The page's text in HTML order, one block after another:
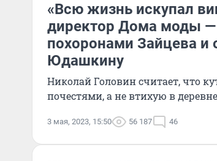
«Всю жизнь искупал
директор Дома моды —
похоронами Зайцева и
Юдашкину
Николай Головин считает, что
почестями, а не втихую в деревне
3 мая, 2023, 15:50 56 187 46